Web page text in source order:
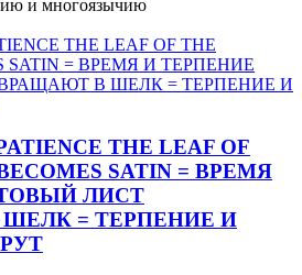
и многоязычию
THE LEAF OF
SATIN = ВРЕМЯ
ЛИСТ
= ТЕРПЕНИЕ И